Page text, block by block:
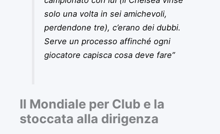
solo una volta in sei amichevoli,
perdendone tre), c’erano dei dubbi.
Serve un processo affinché ogni
giocatore capisca cosa deve fare”
Il Mondiale per Club e la
stoccata alla dirigenza